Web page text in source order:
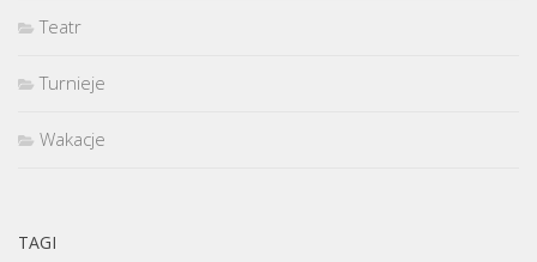
Teatr
Turnieje
Wakacje
TAGI